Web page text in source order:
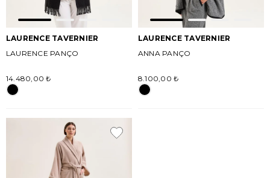
LAURENCE TAVERNIER
LAURENCE PANÇO
14.480,00 ₺
LAURENCE TAVERNIER
ANNA PANÇO
8.100,00 ₺